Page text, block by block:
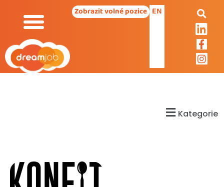
Zobrazit volné pozice EN
Kategorie